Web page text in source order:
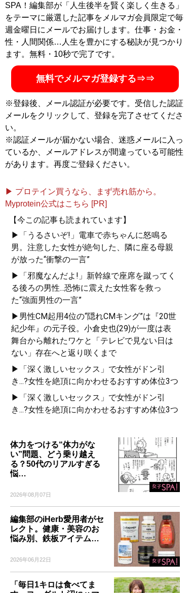
SPA！編集部が「人生後半を賢く楽しく生きる」
をテーマに厳選した記事をメルマガ会員限定で毎
週金曜日にメールでお届けします。仕事・お金・
性・人間関係…人生を豊かにする秘訣が見つかり
ます。無料・10秒で完了です。
無料でメルマガ登録する⇒⇒
※登録後、メール認証が必要です。受信した認証
メールをクリックして、登録を完了させてくださ
い。
※認証メールが届かない場合、迷惑メールに入っ
ているか、メールアドレスが間違っている可能性
があります。再度ご登録ください。
▶ プロテイン買うなら、まず売れ筋から。
Myprotein公式はこちら [PR]
【今この記事も読まれています】
▶「うるさいぞ!」電車で赤ちゃんに怒鳴る
男。注意した女性が絶句した、隣に座る母親
が放った“衝撃の一言”
▶「邪魔なんだよ!」新幹線で座席を蹴ってく
る後ろの男性...恐怖に震えた女性客を救っ
た“強面男性の一言”
▶男性CM起用4位の“隠れCMキング”は『20世
紀少年』の元子役。小倉史也(29)が一度は表
舞台から離れたワケと「テレビで見ない日は
ない」存在へと返り咲くまで
▶「深く激しいセックス」で女性がドン引
き...?女性を絶頂に向かわせるおすすめ体位3つ
▶「深く激しいセックス」で女性がドン引
き...?女性を絶頂に向かわせるおすすめ体位3つ
体力をつける“体力がな
い”問題、どう乗り越え
る？50代のリアルすぎる
悩…
2026年08月07日
編集部のiHerb愛用者がセ
レクト。健康・美容のお
悩み別、鉄板アイテム…
2026年06月22日
「毎日1キロは食べてま